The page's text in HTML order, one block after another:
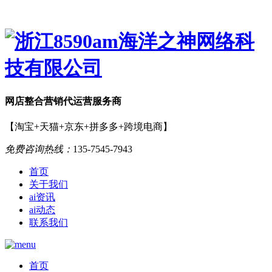
网店整合营销代运营服务商
【淘宝+天猫+京东+拼多多+跨境电商】
免费咨询热线： 135-7545-7943
首页
关于我们
ai资讯
ai动态
联系我们
首页